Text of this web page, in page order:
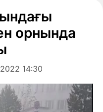
орнында
14:30